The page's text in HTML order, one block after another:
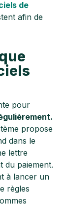
de
afin de
pour
propose
dans le
lettre
du paiement.
à lancer un
règles